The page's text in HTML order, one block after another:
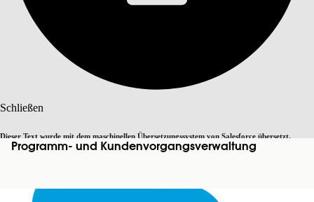
Schließen
Dieser Text wurde mit dem maschinellen Übersetzungssystem von Salesforce übersetzt.
Weitere Details finden Siehier . Zu Englisch wechseln Nicht jetzt
Programm- und Kundenvorgangsverwaltung